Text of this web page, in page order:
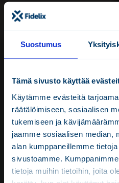
Suostumus
Tämä sivusto käyttää
Käytämme evästeitä
räätälöimiseen, sosiaalisen
tukemiseen ja
jaamme sosiaalisen median,
alan kumppaneillemme
sivustoamme.
tietoja muihin tietoihin, joita